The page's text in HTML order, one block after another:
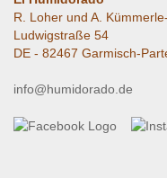
R. Loher und A.
Ludwigstraße 54
DE - 82467 Garmisch-
info@humidorado.de